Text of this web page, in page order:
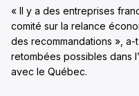
« Il y a des entreprises
comité sur la relance
des recommandations »,
retombées possibles dans
avec le Québec.